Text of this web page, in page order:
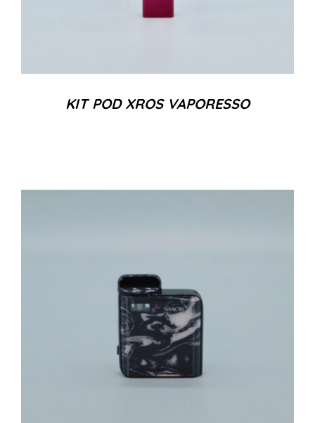
KIT POD XROS VAPORESSO